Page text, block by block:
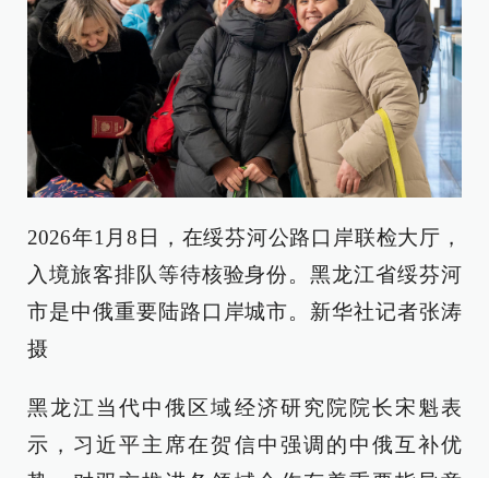
2026年1月8日，在绥芬河公路口岸联检大厅，
入境旅客排队等待核验身份。黑龙江省绥芬河
市是中俄重要陆路口岸城市。新华社记者张涛
摄
黑龙江当代中俄区域经济研究院院长宋魁表
示，习近平主席在贺信中强调的中俄互补优